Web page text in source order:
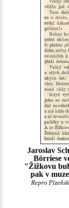
Jaroslav
Börriese
"Žižkovu
pak v
Repro